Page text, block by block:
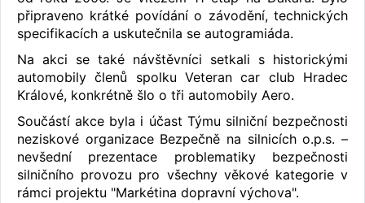
připraveno krátké povídání o závodění, technických
specifikacích a uskutečnila se autogramiáda.
Na akci se také návštěvníci setkali s historickými
automobily členů spolku Veteran car club Hradec
Králové, konkrétně šlo o tři automobily Aero.
Součástí akce byla i účast Týmu silniční bezpečnosti
neziskové organizace Bezpečně na silnicích o.p.s. –
nevšední prezentace problematiky bezpečnosti
silničního provozu pro všechny věkové kategorie v
rámci projektu "Markétina dopravní výchova".